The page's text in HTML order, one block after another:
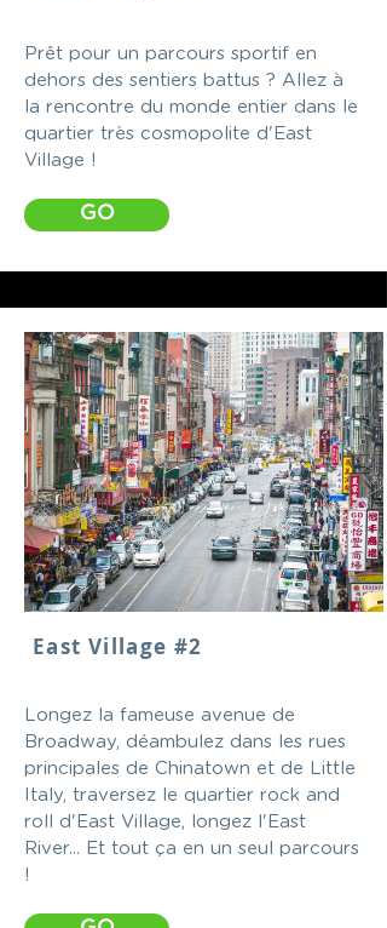
Prêt pour un parcours sportif en
dehors des sentiers battus ? Allez à
la rencontre du monde entier dans le
quartier très cosmopolite d'East
Village !
GO
East Village #2
Longez la fameuse avenue de
Broadway, déambulez dans les rues
principales de Chinatown et de Little
Italy, traversez le quartier rock and
roll d'East Village, longez l'East
River... Et tout ça en un seul parcours
!